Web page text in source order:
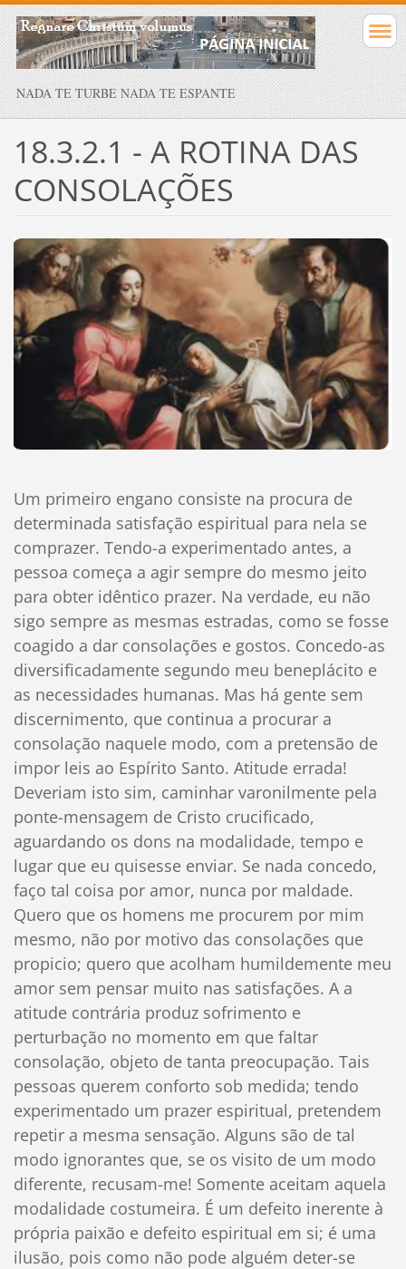
NADA TE TURBE NADA TE ESPANTE
18.3.2.1 - A ROTINA DAS
CONSOLAÇÕES
Um primeiro engano consiste na procura de
determinada satisfação espiritual para nela se
comprazer. Tendo-a experimentado antes, a
pessoa começa a agir sempre do mesmo jeito
para obter idêntico prazer. Na verdade, eu não
sigo sempre as mesmas estradas, como se fosse
coagido a dar consolações e gostos. Concedo-as
diversificadamente segundo meu beneplácito e
as necessidades humanas. Mas há gente sem
discernimento, que continua a procurar a
consolação naquele modo, com a pretensão de
impor leis ao Espírito Santo. Atitude errada!
Deveriam isto sim, caminhar varonilmente pela
ponte-mensagem de Cristo crucificado,
aguardando os dons na modalidade, tempo e
lugar que eu quisesse enviar. Se nada concedo,
faço tal coisa por amor, nunca por maldade.
Quero que os homens me procurem por mim
mesmo, não por motivo das consolações que
propicio; quero que acolham humildemente meu
amor sem pensar muito nas satisfações. A a
atitude contrária produz sofrimento e
perturbação no momento em que faltar
consolação, objeto de tanta preocupação. Tais
pessoas querem conforto sob medida; tendo
experimentado um prazer espiritual, pretendem
repetir a mesma sensação. Alguns são de tal
modo ignorantes que, se os visito de um modo
diferente, recusam-me! Somente aceitam aquela
modalidade costumeira. É um defeito inerente à
própria paixão e defeito espiritual em si; é uma
ilusão, pois como não pode alguém deter-se